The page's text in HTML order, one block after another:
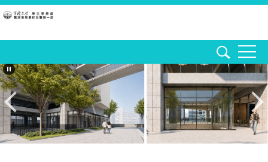
跳
主
內
容
區